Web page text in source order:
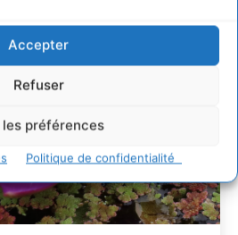
Accepter
Refuser
les préférences
Politique de confidentialité